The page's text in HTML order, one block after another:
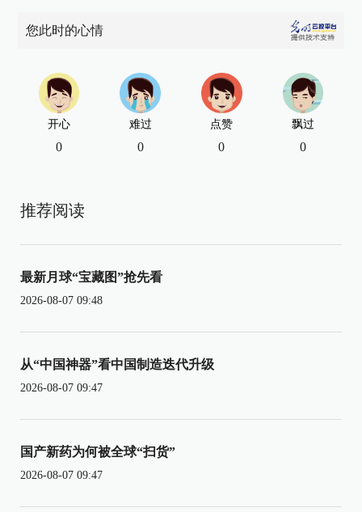
您此时的心情
开心
0
难过
0
点赞
0
飘过
0
推荐阅读
最新月球“宝藏图”抢先看
2026-08-07 09:48
从“中国神器”看中国制造迭代升级
2026-08-07 09:47
国产新药为何被全球“扫货”
2026-08-07 09:47